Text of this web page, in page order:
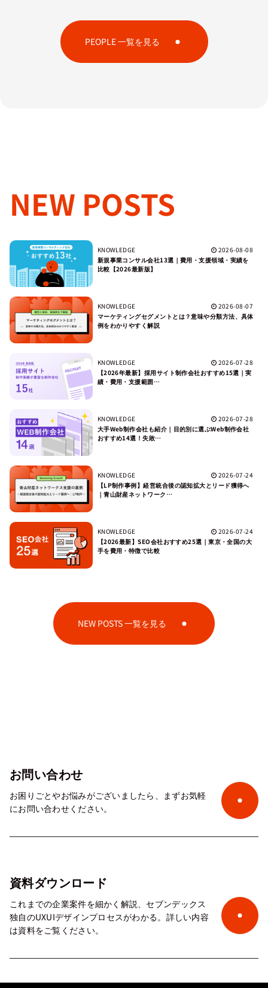
PEOPLE 一覧を見る
NEW POSTS
KNOWLEDGE
2026-08-08
新規事業コンサル会社13選｜費用・支援領域・実績を
比較【2026最新版】
KNOWLEDGE
2026-08-07
マーケティングセグメントとは？意味や分類方法、具体
例をわかりやすく解説
KNOWLEDGE
2026-07-28
【2026年最新】採用サイト制作会社おすすめ15選｜実
績・費用・支援範囲…
KNOWLEDGE
2026-07-28
大手Web制作会社も紹介｜目的別に選ぶWeb制作会社
おすすめ14選！失敗…
KNOWLEDGE
2026-07-24
【LP制作事例】経営統合後の認知拡大とリード獲得へ
｜青山財産ネットワーク…
KNOWLEDGE
2026-07-24
【2026最新】SEO会社おすすめ25選｜東京・全国の大
手を費用・特徴で比較
NEW POSTS 一覧を見る
お問い合わせ
お困りごとやお悩みがございましたら、まずお気軽
にお問い合わせください。
資料ダウンロード
これまでの企業案件を細かく解説、セブンデックス
独自のUXUIデザインプロセスがわかる。詳しい内容
は資料をご覧ください。